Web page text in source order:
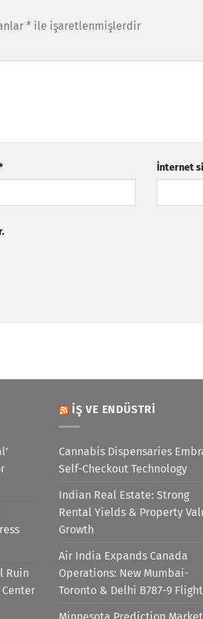
* ile işaretlenmişlerdir
İnternet
Ruin
İŞ VE ENDÜSTRI
Cannabis Dispensaries
Self-Checkout Technology
Indian Real Estate: Strong
Rental Yields & Property
Growth
Air India Expands Canada
Operations: New Mumbai-
Toronto & Delhi B787-9
Minnesota Prediction Market